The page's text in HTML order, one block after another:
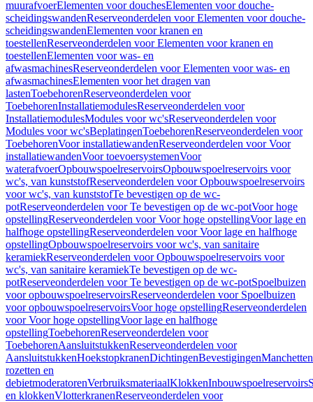
muurafvoerElementen voor douchesElementen voor douche-
scheidingswandenReserveonderdelen voor Elementen voor douche-
scheidingswandenElementen voor kranen en
toestellenReserveonderdelen voor Elementen voor kranen en
toestellenElementen voor was- en
afwasmachinesReserveonderdelen voor Elementen voor was- en
afwasmachinesElementen voor het dragen van
lastenToebehorenReserveonderdelen voor
ToebehorenInstallatiemodulesReserveonderdelen voor
InstallatiemodulesModules voor wc'sReserveonderdelen voor
Modules voor wc'sBeplatingenToebehorenReserveonderdelen voor
ToebehorenVoor installatiewandenReserveonderdelen voor Voor
installatiewandenVoor toevoersystemenVoor
waterafvoerOpbouwspoelreservoirsOpbouwspoelreservoirs voor
wc's, van kunststofReserveonderdelen voor Opbouwspoelreservoirs
voor wc's, van kunststofTe bevestigen op de wc-
potReserveonderdelen voor Te bevestigen op de wc-potVoor hoge
opstellingReserveonderdelen voor Voor hoge opstellingVoor lage en
halfhoge opstellingReserveonderdelen voor Voor lage en halfhoge
opstellingOpbouwspoelreservoirs voor wc's, van sanitaire
keramiekReserveonderdelen voor Opbouwspoelreservoirs voor
wc's, van sanitaire keramiekTe bevestigen op de wc-
potReserveonderdelen voor Te bevestigen op de wc-potSpoelbuizen
voor opbouwspoelreservoirsReserveonderdelen voor Spoelbuizen
voor opbouwspoelreservoirsVoor hoge opstellingReserveonderdelen
voor Voor hoge opstellingVoor lage en halfhoge
opstellingToebehorenReserveonderdelen voor
ToebehorenAansluitstukkenReserveonderdelen voor
AansluitstukkenHoekstopkranenDichtingenBevestigingenManchetten
rozetten en
debietmoderatorenVerbruiksmateriaalKlokkenInbouwspoelreservoirs
en klokkenVlotterkranenReserveonderdelen voor